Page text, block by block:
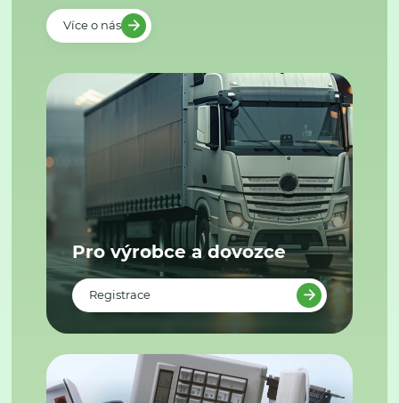
Více o nás
Pro výrobce a dovozce
Registrace